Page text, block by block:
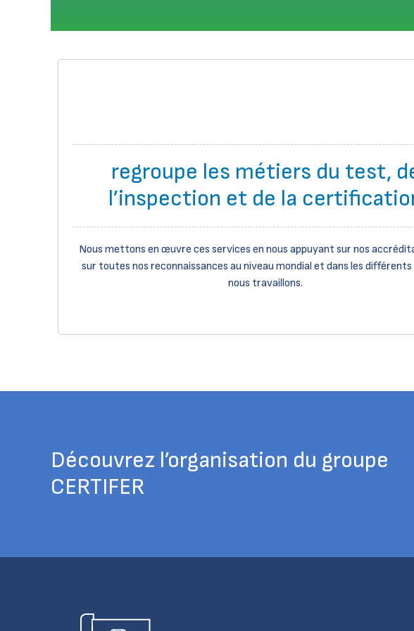
regroupe les métiers du test,
l’inspection et de la
Nous mettons en œuvre ces services en nous appuyant sur nos
sur toutes nos reconnaissances au niveau mondial et dans les différents
nous travaillons.
Découvrez l’organisation du groupe
CERTIFER